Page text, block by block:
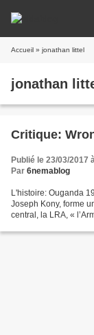
Accueil » jonathan littel
jonathan
Critique:
Publié le 23/03/2017
Par 6nemablog
L'histoire: Ouganda
Joseph Kony, forme
central, la LRA, «